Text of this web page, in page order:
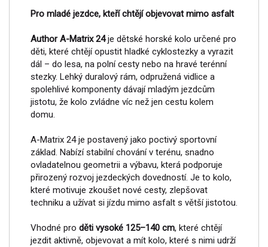
Pro mladé jezdce, kteří chtějí objevovat mimo asfalt
Author A-Matrix 24je dětské horské kolo určené pro
děti, které chtějí opustit hladké cyklostezky a vyrazit
dál – do lesa, na polní cesty nebo na hravé terénní
stezky. Lehký duralový rám, odpružená vidlice a
spolehlivé komponenty dávají mladým jezdcům
jistotu, že kolo zvládne víc než jen cestu kolem
domu.
A-Matrix 24 je postavený jako poctivý sportovní
základ. Nabízí stabilní chování v terénu, snadno
ovladatelnou geometrii a výbavu, která podporuje
přirozený rozvoj jezdeckých dovedností. Je to kolo,
které motivuje zkoušet nové cesty, zlepšovat
techniku a užívat si jízdu mimo asfalt s větší jistotou.
Vhodné pro děti vysoké 125–140 cm, které chtějí
jezdit aktivně, objevovat a mít kolo, které s nimi udrží